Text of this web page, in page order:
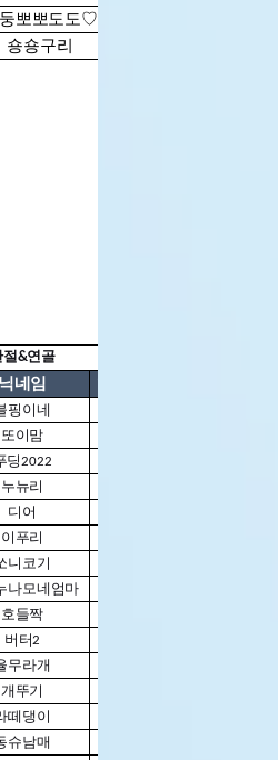
뽀뽀도도♡
숑숑구리
절&연골
닉네임
핑이네
또이맘
딩2022
누뉴리
디어
이푸리
니코기
나모네엄마
호들짝
버터2
무라개
개뚜기
떼댕이
슈남매